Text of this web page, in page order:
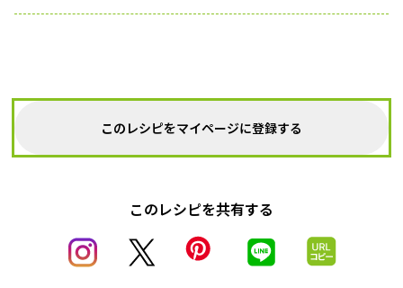
このレシピをマイページに登録する
このレシピを共有する